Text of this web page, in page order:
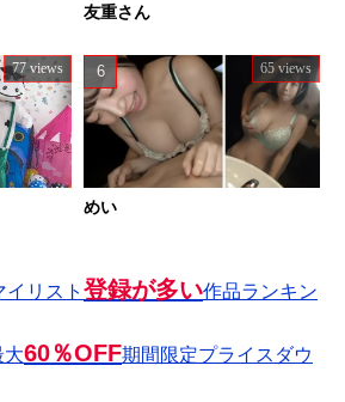
友重さん
77 views
めい
65 views
リスト 登録が多い作品ランキン
大60％OFF期間限定プライスダウ